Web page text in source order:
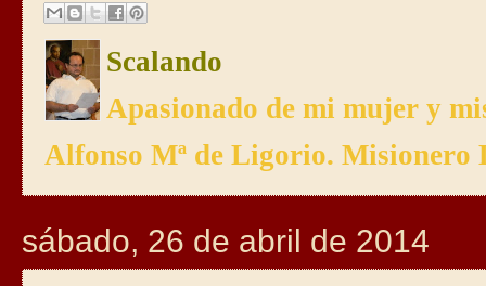
Scalando
Apasionado de mi mujer y
Alfonso Mª de Ligorio. Misionero
sábado, 26 de abril de 2014